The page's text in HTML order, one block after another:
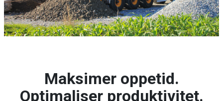
Maksimer oppetid.
Optimaliser produktivitet.